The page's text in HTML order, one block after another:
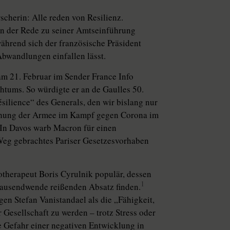
Alle reden von Resilienz.
der Rede zu seiner Amtseinführung
sich der französische Präsident
einfallen lässt.
21. Februar im Sender France Info
So würdigte er an de Gaulles 50.
des Generals, den wir bislang nur
der Armee im Kampf gegen Corona im
Davos warb Macron für einen
gebrachtes Pariser Gesetzesvorhaben
Boris Cyrulnik populär, dessen
reißenden Absatz finden. 1
Stefan Vanistandael als die „Fähigkeit,
zu werden – trotz Stress oder
einer negativen Entwicklung in